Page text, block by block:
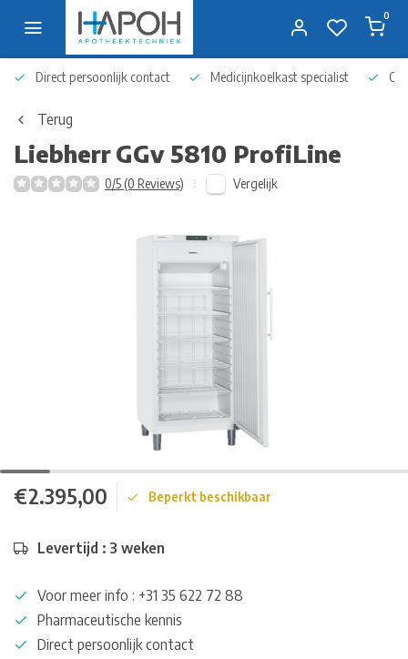
0
Direct persoonlijk contact Medicijnkoelkast specialist Op
Terug
LiebherrGGv 5810 ProfiLine
0/5 (0 Reviews) Vergelijk
€2.395,00 Beperkt beschikbaar
Levertijd : 3 weken
Voor meer info : +31 35 622 72 88
Pharmaceutische kennis
Direct persoonlijk contact